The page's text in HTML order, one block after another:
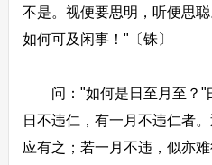
不是。视便要思明，听便思
如何可及闲事！"〔铢〕
问："如何是日至月至？"
日不违仁，有一月不违仁者
应有之；若一月不违，似亦